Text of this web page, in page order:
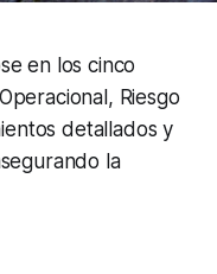
en los cinco
Riesgo
detallados y
la